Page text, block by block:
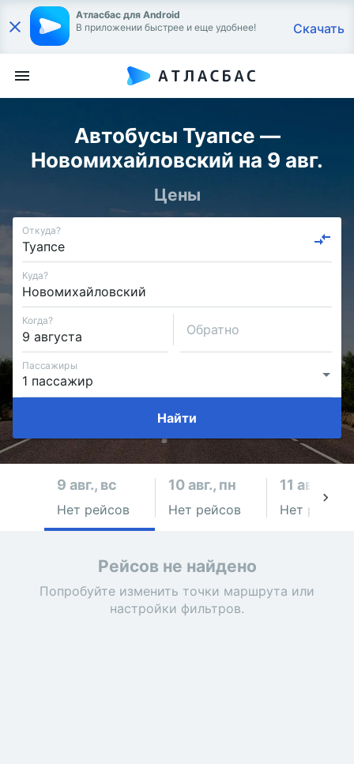
Атласбас для Android
В приложении быстрее и еще удобнее!
Скачать
Автобусы Туапсе —
Новомихайловский на 9 авг.
Цены
Откуда?
Куда?
Когда?
Обратно
Пассажиры
Найти
9 авг., вс
Нет рейсов
10 авг., пн
Нет рейсов
11 авг., вт
Нет рейсов
Рейсов не найдено
Попробуйте изменить точки маршрута или
настройки фильтров.